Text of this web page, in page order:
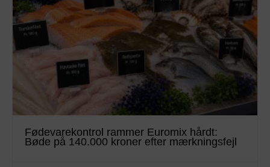
Fødevarekontrol rammer Euromix hårdt:
Bøde på 140.000 kroner efter mærkningsfejl